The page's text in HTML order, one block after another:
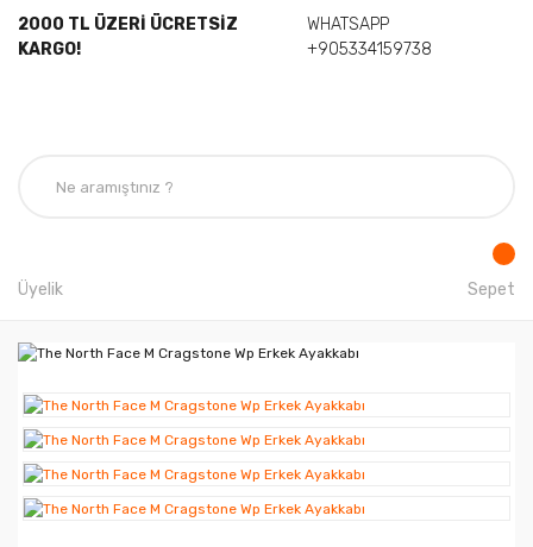
2000 TL ÜZERİ ÜCRETSİZ
KARGO!
WHATSAPP
+905334159738
Üyelik Sepet